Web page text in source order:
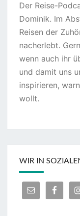
Der Reise-
Dominik. Im
Reisen der
nacherlebt.
wenn auch ihr
und damit uns
inspirieren,
wollt.
WIR IN